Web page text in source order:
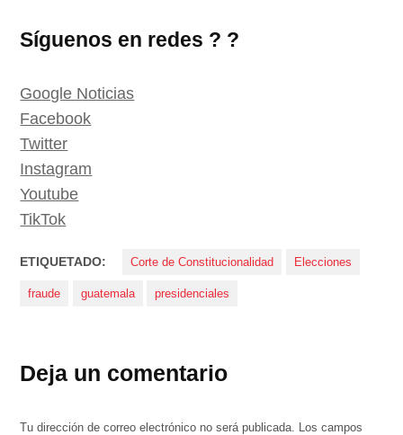
Síguenos en redes ? ?
Google Noticias
Facebook
Twitter
Instagram
Youtube
TikTok
ETIQUETADO: Corte de Constitucionalidad Elecciones
fraude guatemala presidenciales
Deja un comentario
Tu dirección de correo electrónico no será publicada.
Los campos